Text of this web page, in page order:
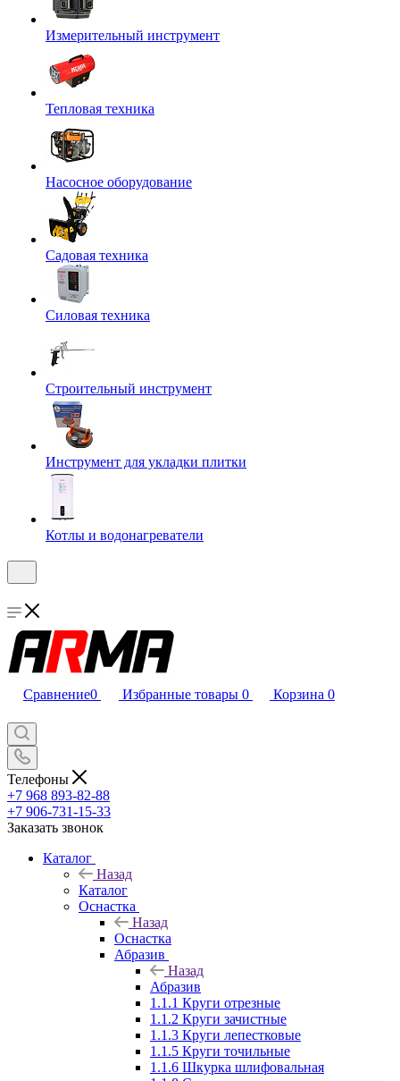
Измерительный инструмент
Тепловая техника
Насосное оборудование
Садовая техника
Силовая техника
Строительный инструмент
Инструмент для укладки плитки
Котлы и водонагреватели
Сравнение0 Избранные товары 0 Корзина 0
Телефоны
+7 968 893-82-88
+7 906-731-15-33
Заказать звонок
Каталог
Назад
Каталог
Оснастка
Назад
Оснастка
Абразив
Назад
Абразив
1.1.1 Круги отрезные
1.1.2 Круги зачистные
1.1.3 Круги лепестковые
1.1.5 Круги точильные
1.1.6 Шкурка шлифовальная